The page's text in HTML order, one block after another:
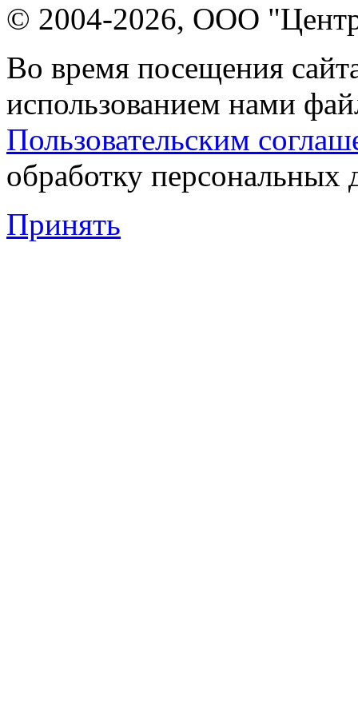
© 2004-2026, ООО "Центр
Во время посещения
использованием нами
Пользовательским
обработку персональных
Принять